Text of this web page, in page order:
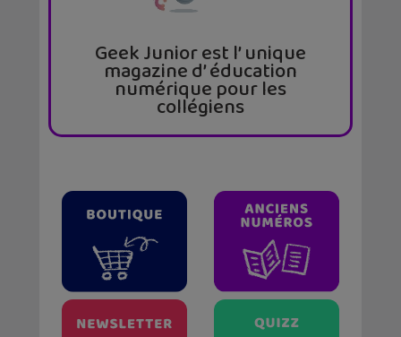
Geek Junior est l’ unique
magazine d’ éducation
numérique pour les
collégiens